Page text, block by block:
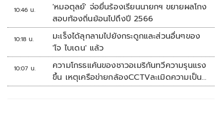
10:46 น.
'หมอตุลย์' จ่อยื่นร้องเรียนนายกฯ ขยายผลโกง
สอบท้องถิ่นย้อนไปถึงปี 2566
10:18 น.
มะเร็งได้ลุกลามไปยังกระดูกและส่วนอื่นๆของ
'โจ ไบเดน' แล้ว
10:07 น.
ความโกรธแค้นของชาวอเมริกันทวีความรุนแรง
ขึ้น เหตุเครือข่ายกล้องCCTVละเมิดความเป็น
ส่วนตัว